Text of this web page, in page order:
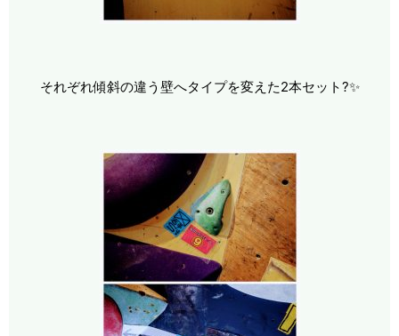
それぞれ傾斜の違う壁へタイプを変えた2本セット?✨